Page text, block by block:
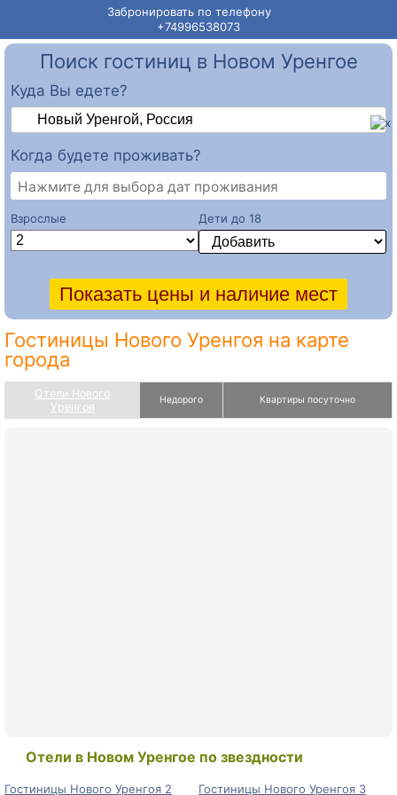
Забронировать по телефону
+74996538073
Гостиницы Нового Уренгоя на карте
города
Отели Нового
Уренгоя
Недорого Квартиры посуточно
Отели в Новом Уренгое по звездности
Гостиницы Нового Уренгоя 2 Гостиницы Нового Уренгоя 3
Поиск гостиниц в Новом Уренгое
Куда Вы едете?
Когда будете проживать?
Нажмите для выбора дат проживания
Взрослые Дети до 18